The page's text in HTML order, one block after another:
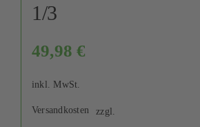
1/3
49,98€
inkl. MwSt.
zzgl.
Versandkosten